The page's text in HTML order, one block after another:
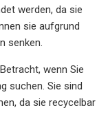
werden, da sie
sie aufgrund
senken.
wenn Sie
suchen. Sie sind
da sie recycelbar